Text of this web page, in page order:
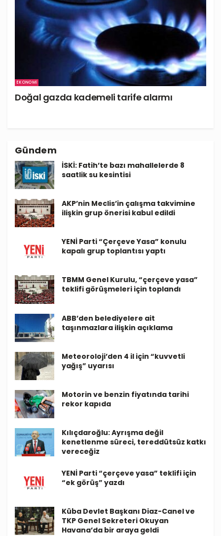
EKONOMI
Doğal gazda kademeli tarife alarmı
Gündem
İSKİ: Fatih’te bazı mahallelerde 8
saatlik su kesintisi
AKP’nin Meclis’in çalışma takvimine
ilişkin grup önerisi kabul edildi
YENİ Parti “Çerçeve Yasa” konulu
kapalı grup toplantısı yaptı
TBMM Genel Kurulu, “çerçeve yasa”
teklifi görüşmeleri için toplandı
ABB’den belediyelere ait
taşınmazlara ilişkin açıklama
Meteoroloji’den 4 il için “kuvvetli
yağış” uyarısı
Motorin ve benzin fiyatında tarihi
rekor kapıda
Kılıçdaroğlu: Ayrışma değil
kenetlenme süreci, tereddütsüz katkı
vereceğiz
YENİ Parti “çerçeve yasa” teklifi için
“ek görüş” yazdı
Küba Devlet Başkanı Diaz-Canel ve
TKP Genel Sekreteri Okuyan
Havana’da bir araya geldi